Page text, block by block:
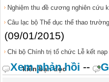
Nghiệm thu đề cương nghiên cứu
Câu lạc bộ Thể dục thể thao
(09/01/2015)
Chi bộ Chính trị tổ chức Lễ kết
kiến bạn đọc
Xem phản hồi --